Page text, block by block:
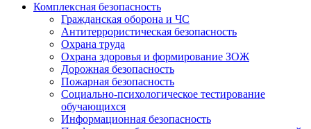
Комплексная безопасность
Гражданская оборона и ЧС
Антитеррористическая безопасность
Охрана труда
Охрана здоровья и формирование ЗОЖ
Дорожная безопасность
Пожарная безопасность
Социально-психологическое тестирование
обучающихся
Информационная безопасность